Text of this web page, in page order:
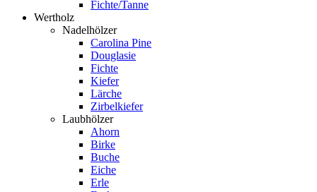
Fichte/Tanne
Wertholz
Nadelhölzer
Carolina Pine
Douglasie
Fichte
Kiefer
Lärche
Zirbelkiefer
Laubhölzer
Ahorn
Birke
Buche
Eiche
Erle